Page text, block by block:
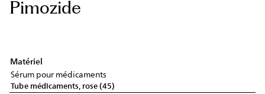
Pimozide
Matériel
Sérum pour médicaments
Tube médicaments, rose (45)